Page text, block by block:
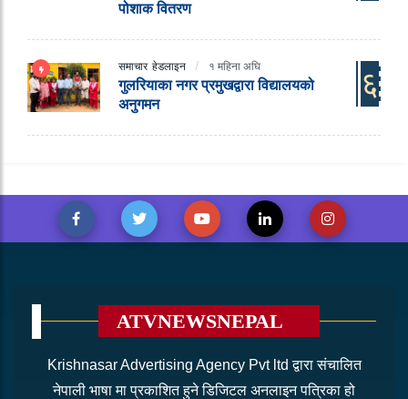
पोशाक वितरण
समाचार हेडलाइन १ महिना अघि
गुलरियाका नगर प्रमुखद्वारा विद्यालयको
अनुगमन
६
ATVNEWSNEPAL
Krishnasar Advertising Agency Pvt ltd द्वारा संचालित
नेपाली भाषा मा प्रकाशित हुने डिजिटल अनलाइन पत्रिका हो